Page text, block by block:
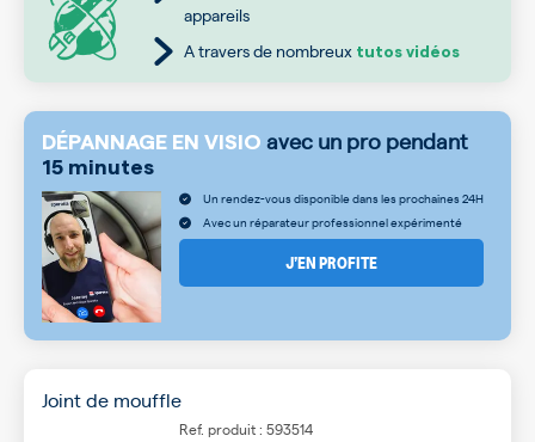
appareils
A travers de nombreux tutos vidéos
DÉPANNAGE EN VISIO avec un pro pendant
15 minutes
Un rendez-vous disponible dans les prochaines 24H
Avec un réparateur professionnel expérimenté
J’EN PROFITE
Joint de mouffle
Ref. produit : 593514